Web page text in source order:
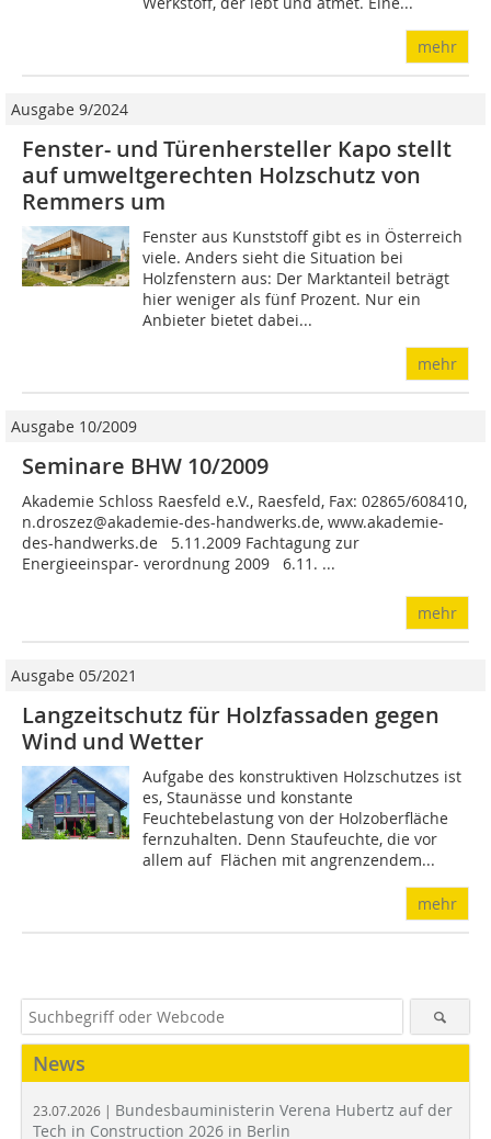
mehr
Ausgabe 9/2024
Fenster- und Türenhersteller Kapo stellt
auf umweltgerechten Holzschutz von
Remmers um
Fenster aus Kunststoff gibt es in Österreich
viele. ­Anders sieht die Situation bei
Holzfenstern aus: Der Marktanteil beträgt
hier weniger als fünf Prozent. Nur ein
Anbieter bietet dabei...
mehr
Ausgabe 10/2009
Seminare BHW 10/2009
Akademie Schloss Raesfeld e.V., Raesfeld, Fax: 02865/608410,
n.droszez@akademie-des-handwerks.de, www.akademie-
des-handwerks.de 5.11.2009 Fachtagung zur
Energieeinspar- verordnung 2009 6.11. ...
mehr
Ausgabe 05/2021
Langzeitschutz für Holzfassaden gegen
Wind und Wetter
Aufgabe des konstruktiven Holzschutzes ist
es, Stau­nässe u­nd konstante
Feuchtebelastung von der Holz­oberfläche
fernzuhalten. Denn Staufeuchte, die vor
allem auf Flächen mit angrenzendem...
mehr
News
23.07.2026 | Bundesbauministerin Verena Hubertz auf der
Tech in Construction 2026 in Berlin